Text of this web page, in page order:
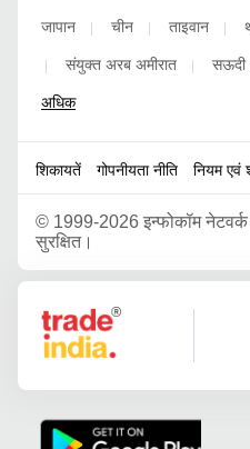
जापान चीन ताइवान
संयुक्त अरब अमीरात सऊदी
अधिक
शिकायतें गोपनीयता नीति नियम एवं
© 1999-2026 इन्फोकॉम नेटवर्क
सुरक्षित।